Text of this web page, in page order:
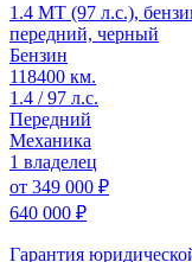
1.4 MT (97 л.с.),
передний, черный
Бензин
118400 км.
1.4 / 97 л.с.
Передний
Механика
1 владелец
от 349 000 ₽
640 000 ₽
Гарантия